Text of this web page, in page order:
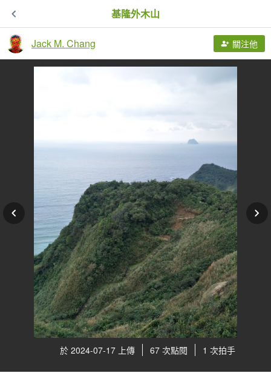
基隆外木山
Jack M. Chang 關注他
於 2024-07-17 上傳 67 次點閱 1 次拍手